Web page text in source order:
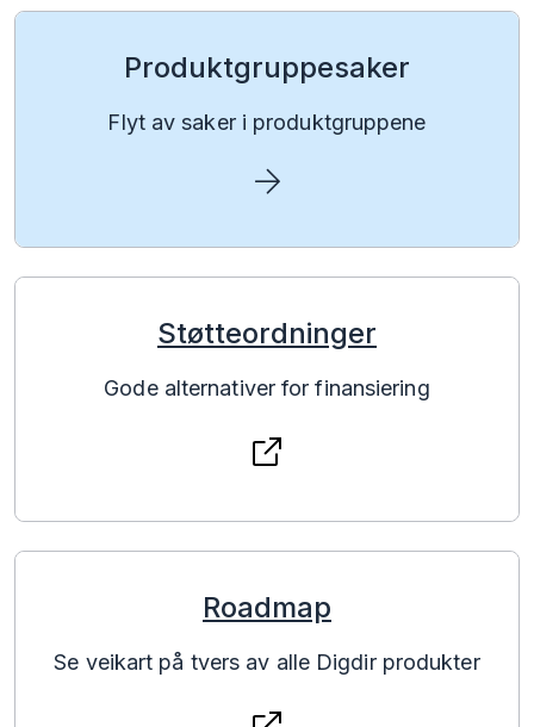
Produkt­gruppe­saker
Flyt av saker i produkt­gruppene
Støtte­ordninger
Gode alternativer for finansiering
Roadmap
Se veikart på tvers av alle Digdir produkter